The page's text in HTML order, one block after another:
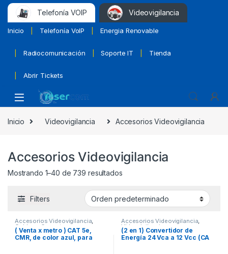
Telefonía VOIP Videovigilancia
Inicio Telefonía VoIP Energia Renovable
Radiocomunicación Soporte IT Tienda
Abrir Tickets
Inicio Videovigilancia Accesorios Videovigilancia
Accesorios Videovigilancia
Mostrando 1–40 de 739 resultados
Filters
Accesorios Videovigilancia,
Cables y Conectores,
Videovigilancia
( Venta x metro ) CAT 5e,
CMR, de color azul, para
Accesorios Videovigilancia,
Videovigilancia
(2 en 1) Convertidor de
Energía 24 Vca a 12 Vcc (CA